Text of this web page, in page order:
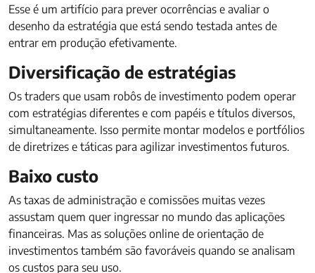
Esse é um artifício para prever ocorrências e avaliar o
desenho da estratégia que está sendo testada antes de
entrar em produção efetivamente.
Diversificação de estratégias
Os traders que usam robôs de investimento podem operar
com estratégias diferentes e com papéis e títulos diversos,
simultaneamente. Isso permite montar modelos e portfólios
de diretrizes e táticas para agilizar investimentos futuros.
Baixo custo
As taxas de administração e comissões muitas vezes
assustam quem quer ingressar no mundo das aplicações
financeiras. Mas as soluções online de orientação de
investimentos também são favoráveis quando se analisam
os custos para seu uso.